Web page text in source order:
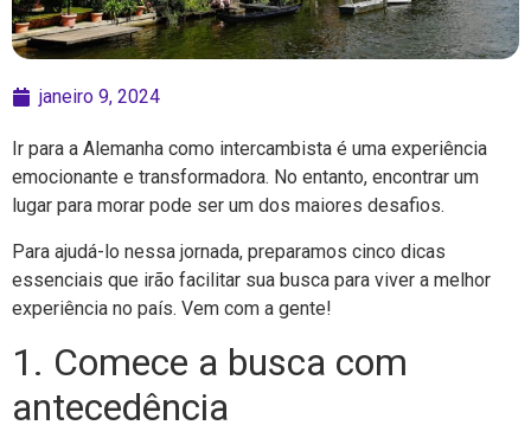
janeiro 9, 2024
Ir para a Alemanha como intercambista é uma experiência
emocionante e transformadora. No entanto, encontrar um
lugar para morar pode ser um dos maiores desafios.
Para ajudá-lo nessa jornada, preparamos cinco dicas
essenciais que irão facilitar sua busca para viver a melhor
experiência no país. Vem com a gente!
1. Comece a busca com
antecedência